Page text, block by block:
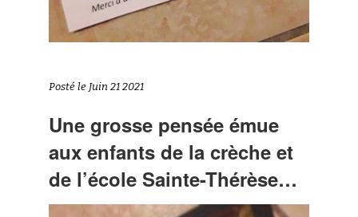
Posté le Juin 21 2021
Une grosse pensée émue
aux enfants de la crèche et
de l’école Sainte-Thérèse…